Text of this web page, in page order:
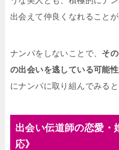
出会えて仲良くなれることが
ナンパをしないことで、 そ
の出会いを逃している可能
にナンパに取り組んでみると
出会い伝道師の恋愛・
応》